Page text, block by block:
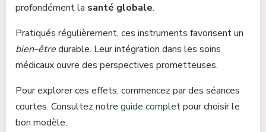
profondément la santé globale.
Pratiqués régulièrement, ces instruments favorisent un
bien-êtredurable. Leur intégration dans les soins
médicaux ouvre des perspectives prometteuses.
Pour explorer ces effets, commencez par des séances
courtes. Consultez notre guide completpour choisir le
bon modèle.